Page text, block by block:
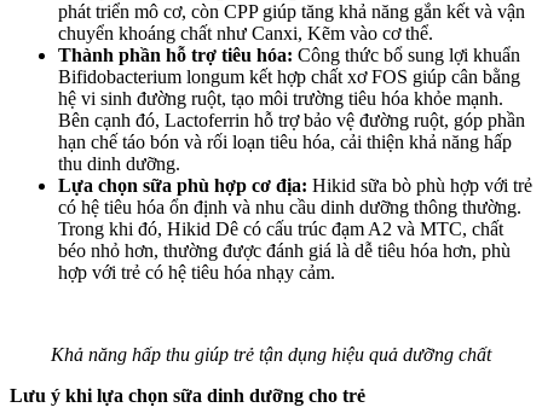
phát triển mô cơ, còn CPP giúp tăng khả năng gắn kết và vận
chuyển khoáng chất như Canxi, Kẽm vào c‌ơ th‌ể.
Thành phần hỗ trợ tiêu hóa: Công thức bổ sung lợi khuẩn
Bifidobacterium longum kết hợp chất xơ FOS giúp cân bằng
hệ vi sinh đường ruột, tạo môi trường tiêu hóa khỏe mạnh.
Bên cạnh đó, Lactoferrin hỗ trợ bảo vệ đường ruột, góp phần
hạn chế táo bón và rối loạn tiêu hóa, cải thiện khả năng hấp
thu dinh dưỡng.
Lựa chọn sữa phù hợp cơ địa: Hikid sữa bò phù hợp với trẻ
có hệ tiêu hóa ổn định và nhu cầu dinh dưỡng thông thường.
Trong khi đó, Hikid Dê có cấu trúc đạm A2 và MTC, chất
béo nhỏ hơn, thường được đánh giá là dễ tiêu hóa hơn, phù
hợp với trẻ có hệ tiêu hóa nhạ‌y cả‌m.
Khả năng hấp thu giúp trẻ tận dụng hiệu quả dưỡng chất
Lưu ý khi lựa chọn sữa dinh dưỡng cho trẻ